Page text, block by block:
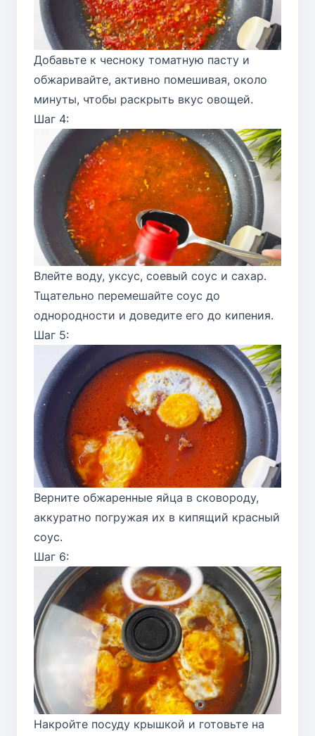
Добавьте к чесноку томатную пасту и
обжаривайте, активно помешивая, около
минуты, чтобы раскрыть вкус овощей.
Шаг 4:
Влейте воду, уксус, соевый соус и сахар.
Тщательно перемешайте соус до
однородности и доведите его до кипения.
Шаг 5:
Верните обжаренные яйца в сковороду,
аккуратно погружая их в кипящий красный
соус.
Шаг 6:
Накройте посуду крышкой и готовьте на